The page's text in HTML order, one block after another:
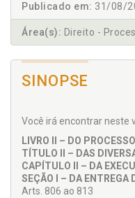
Publicado em: 31/08/
Área(s): Direito -
SINOPSE
Você irá encontrar neste
LIVRO II – DO
TÍTULO II – DAS
CAPÍTULO II – DA
SEÇÃO I – DA ENTREGA
Arts. 806 ao 813